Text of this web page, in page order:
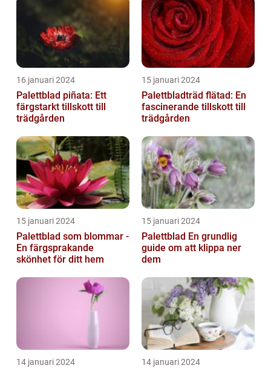
16 januari 2024
Palettblad piñata: Ett
färgstarkt tillskott till
trädgården
15 januari 2024
Palettbladträd flätad: En
fascinerande tillskott till
trädgården
15 januari 2024
Palettblad som blommar -
En färgsprakande
skönhet för ditt hem
15 januari 2024
Palettblad En grundlig
guide om att klippa ner
dem
14 januari 2024 14 januari 2024